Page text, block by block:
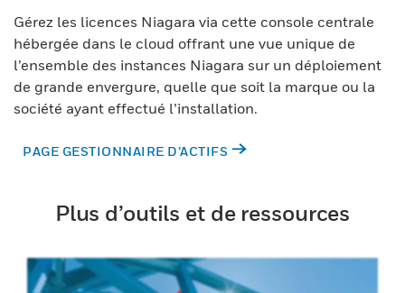
Gérez les licences Niagara via cette console centrale
hébergée dans le cloud offrant une vue unique de
l’ensemble des instances Niagara sur un déploiement
de grande envergure, quelle que soit la marque ou la
société ayant effectué l’installation.
PAGE GESTIONNAIRE D’ACTIFS
Plus d’outils et de ressources